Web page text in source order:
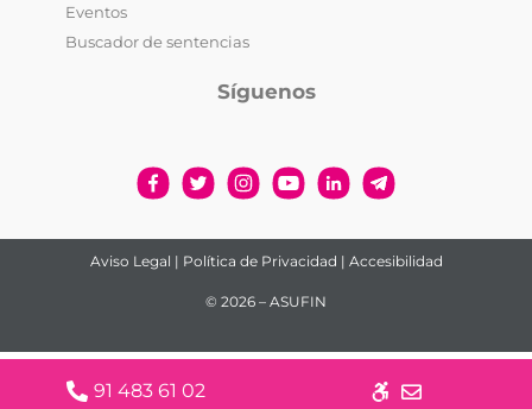
91 483 61 02
Eventos
Buscador de sentencias
Síguenos
Aviso Legal | Política de Privacidad | Accesibilidad
© 2026 – ASUFIN